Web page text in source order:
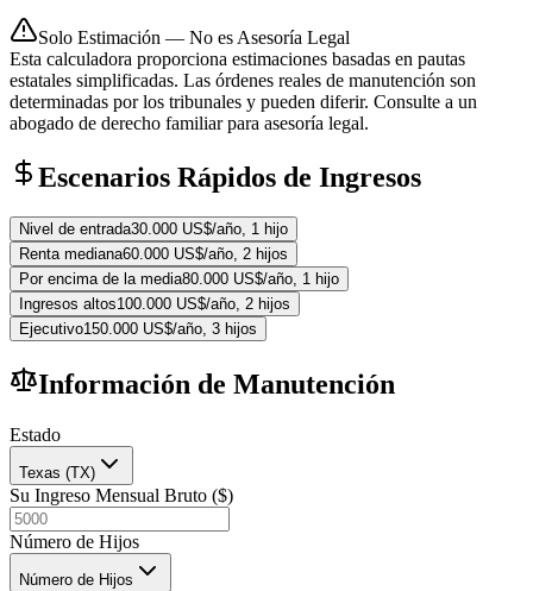
Solo Estimación — No es Asesoría Legal
Esta calculadora proporciona estimaciones basadas en pautas
estatales simplificadas. Las órdenes reales de manutención son
determinadas por los tribunales y pueden diferir. Consulte a un
abogado de derecho familiar para asesoría legal.
Escenarios Rápidos de Ingresos
Nivel de entrada30.000 US$/año, 1 hijo
Renta mediana60.000 US$/año, 2 hijos
Por encima de la media80.000 US$/año, 1 hijo
Ingresos altos100.000 US$/año, 2 hijos
Ejecutivo150.000 US$/año, 3 hijos
Información de Manutención
Estado
Texas (TX)
Su Ingreso Mensual Bruto ($)
Número de Hijos
Número de Hijos